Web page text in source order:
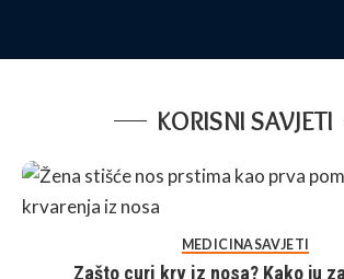
KORISNI SAVJETI
MEDICINASAVJETI
Zašto curi krv iz nosa? Kako ju